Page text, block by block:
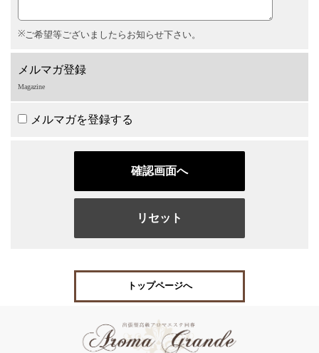
ご希望等ございましたらお知らせ下さい。
メルマガ登録
Magazine
メルマガを登録する
トップページへ